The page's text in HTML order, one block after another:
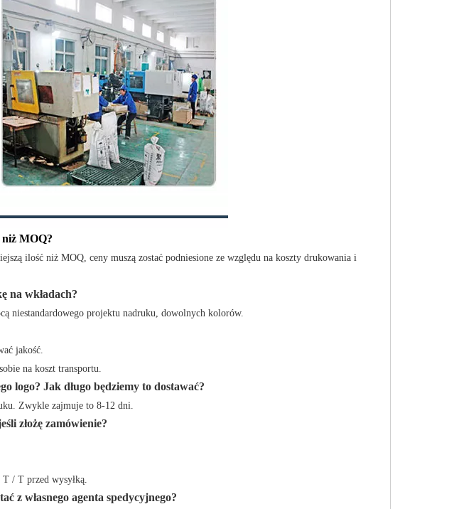
niż MOQ?
ilość niż MOQ, ceny muszą zostać podniesione ze względu na koszty drukowania i
na wkładach?
niestandardowego projektu nadruku, dowolnych kolorów.
jakość.
na koszt transportu.
logo? Jak długo będziemy to dostawać?
Zwykle zajmuje to 8-12 dni.
złożę zamówienie?
/ T przed wysyłką.
z własnego agenta spedycyjnego?